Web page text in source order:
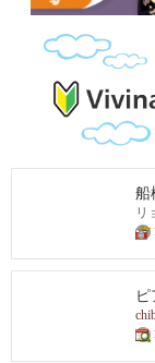
船
リ